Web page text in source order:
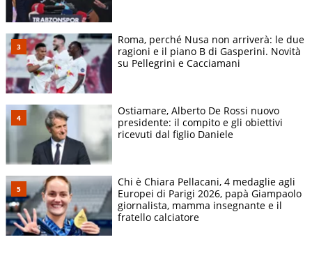
Roma, perché Nusa non arriverà: le due
ragioni e il piano B di Gasperini. Novità
su Pellegrini e Cacciamani
Ostiamare, Alberto De Rossi nuovo
presidente: il compito e gli obiettivi
ricevuti dal figlio Daniele
Chi è Chiara Pellacani, 4 medaglie agli
Europei di Parigi 2026, papà Giampaolo
giornalista, mamma insegnante e il
fratello calciatore